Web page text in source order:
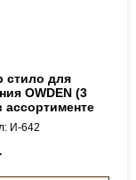
стило для
OWDEN (3
ассортименте
И-642